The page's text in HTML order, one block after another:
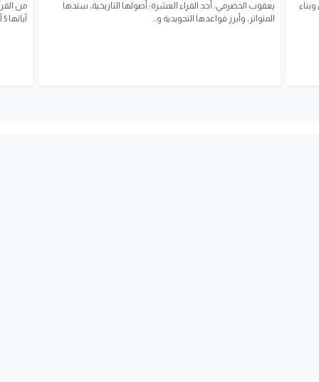
يعقوب الحضرمي، أحد القراء العشرة؛ أصولها التاريخية، سندها
المتواتر، وأبرز قواعدها التجويدية و...
من
آياتها 5 آيات، وتتحدث عن ليل...